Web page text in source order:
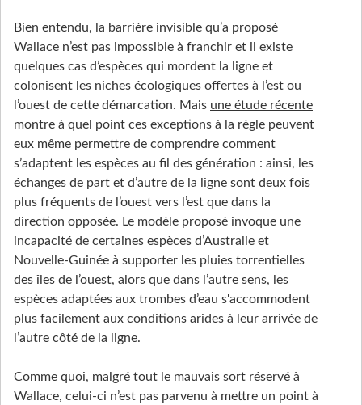
Bien entendu, la barrière invisible qu’a proposé
Wallace n’est pas impossible à franchir et il existe
quelques cas d’espèces qui mordent la ligne et
colonisent les niches écologiques offertes à l’est ou
l’ouest de cette démarcation. Mais une étude récente
montre à quel point ces exceptions à la règle peuvent
eux même permettre de comprendre comment
s’adaptent les espèces au fil des génération : ainsi, les
échanges de part et d’autre de la ligne sont deux fois
plus fréquents de l’ouest vers l’est que dans la
direction opposée. Le modèle proposé invoque une
incapacité de certaines espèces d’Australie et
Nouvelle-Guinée à supporter les pluies torrentielles
des îles de l’ouest, alors que dans l’autre sens, les
espèces adaptées aux trombes d’eau s'accommodent
plus facilement aux conditions arides à leur arrivée de
l’autre côté de la ligne.
Comme quoi, malgré tout le mauvais sort réservé à
Wallace, celui-ci n’est pas parvenu à mettre un point à